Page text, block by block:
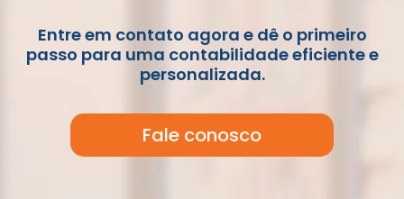
Entre em contato agora e dê o primeiro
passo para uma contabilidade eficiente e
personalizada.
Fale conosco